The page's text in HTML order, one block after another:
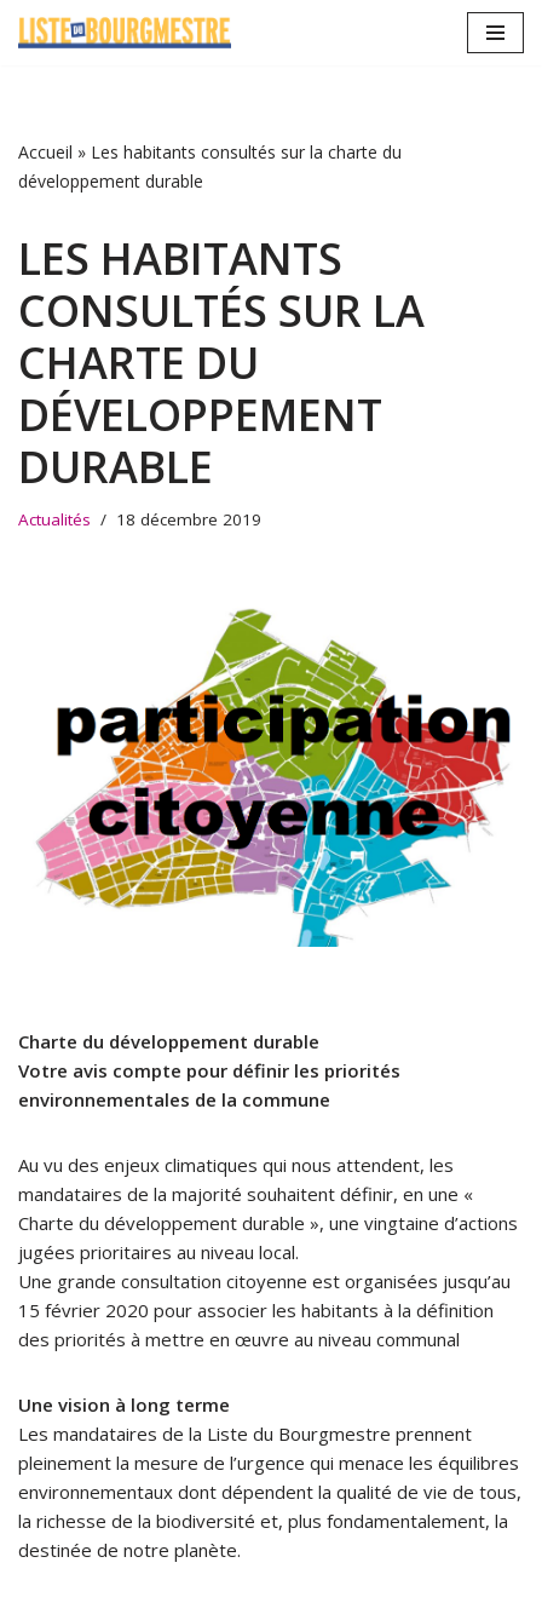
Accueil » Les habitants consultés sur la charte du
développement durable
LES HABITANTS
CONSULTÉS SUR LA
CHARTE DU
DÉVELOPPEMENT
DURABLE
Actualités 18 décembre 2019
Charte du développement durable
Votre avis compte pour définir les priorités
environnementales de la commune
Au vu des enjeux climatiques qui nous attendent, les
mandataires de la majorité souhaitent définir, en une «
Charte du développement durable », une vingtaine d’actions
jugées prioritaires au niveau local.
Une grande consultation citoyenne est organisées jusqu’au
15 février 2020 pour associer les habitants à la définition
des priorités à mettre en œuvre au niveau communal
Une vision à long terme
Les mandataires de la Liste du Bourgmestre prennent
pleinement la mesure de l’urgence qui menace les équilibres
environnementaux dont dépendent la qualité de vie de tous,
la richesse de la biodiversité et, plus fondamentalement, la
destinée de notre planète.